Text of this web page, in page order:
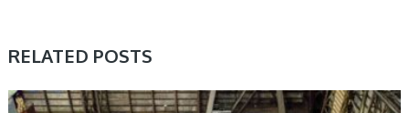
RELATED POSTS
AKTUALNOŚCI, BIZNES, FIRMY